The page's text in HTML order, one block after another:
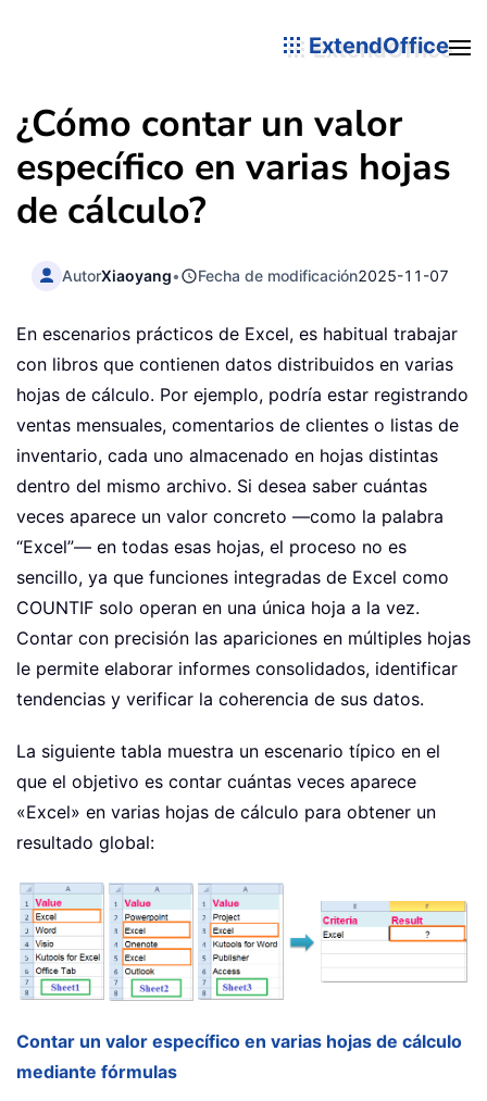
ExtendOffice
¿Cómo contar un valor
específico en varias hojas
de cálculo?
AutorXiaoyang• Fecha de modificación2025-11-07
En escenarios prácticos de Excel, es habitual trabajar
con libros que contienen datos distribuidos en varias
hojas de cálculo. Por ejemplo, podría estar registrando
ventas mensuales, comentarios de clientes o listas de
inventario, cada uno almacenado en hojas distintas
dentro del mismo archivo. Si desea saber cuántas
veces aparece un valor concreto —como la palabra
“Excel”— en todas esas hojas, el proceso no es
sencillo, ya que funciones integradas de Excel como
COUNTIF solo operan en una única hoja a la vez.
Contar con precisión las apariciones en múltiples hojas
le permite elaborar informes consolidados, identificar
tendencias y verificar la coherencia de sus datos.
La siguiente tabla muestra un escenario típico en el
que el objetivo es contar cuántas veces aparece
«Excel» en varias hojas de cálculo para obtener un
resultado global:
Contar un valor específico en varias hojas de cálculo
mediante fórmulas